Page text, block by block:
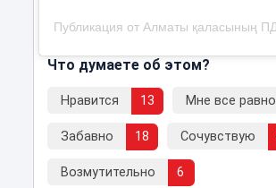
Что думаете об этом?
Нравится 13 Мне все равно
Забавно 18 Сочувствую
Возмутительно 6